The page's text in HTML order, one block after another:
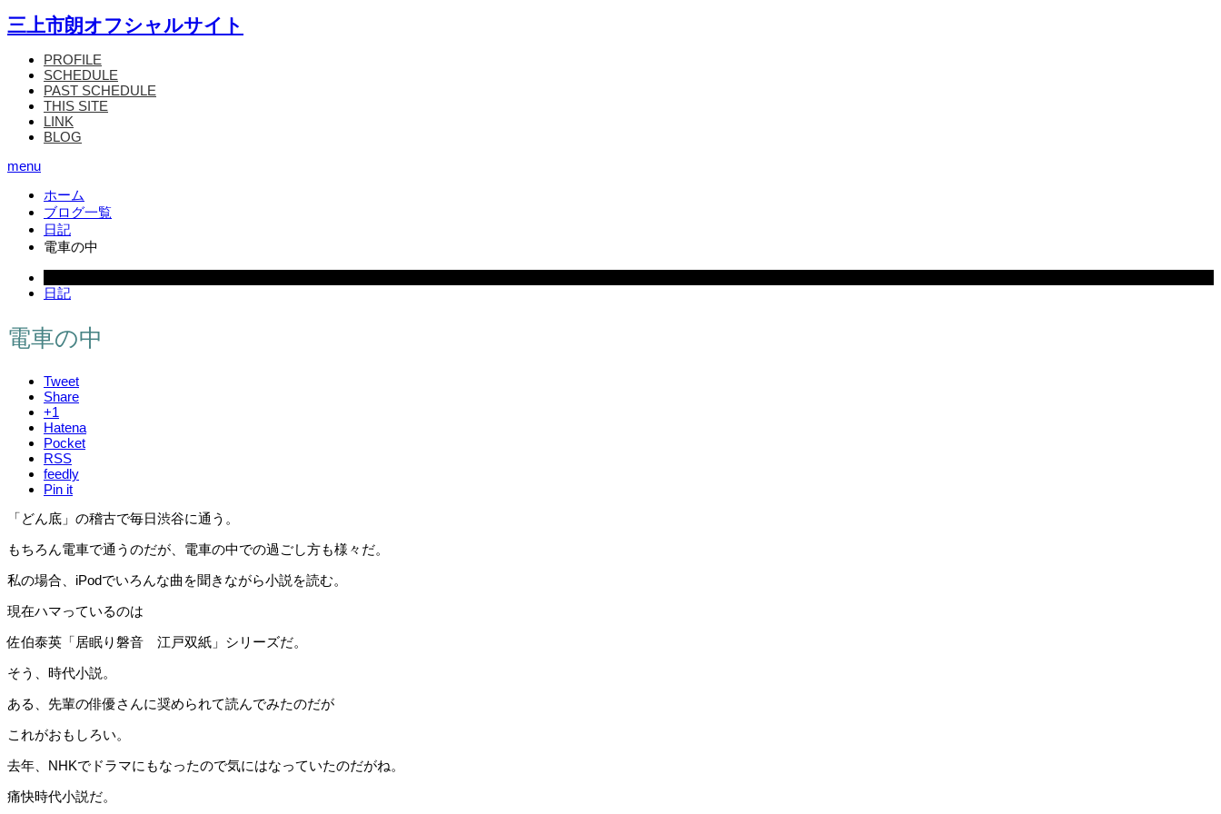
三上市朗オフシャルサイト
PROFILE
SCHEDULE
PAST SCHEDULE
THIS SITE
LINK
BLOG
menu
ホーム
ブログ一覧
日記
電車の中
日記
電車の中
Tweet
Share
+1
Hatena
Pocket
RSS
feedly
Pin it
「どん底」の稽古で毎日渋谷に通う。
もちろん電車で通うのだが、電車の中での過ごし方も様々だ。
私の場合、iPodでいろんな曲を聞きながら小説を読む。
現在ハマっているのは
佐伯泰英「居眠り磐音 江戸双紙」シリーズだ。
そう、時代小説。
ある、先輩の俳優さんに奨められて読んでみたのだが
これがおもしろい。
去年、NHKでドラマにもなったので気にはなっていたのだがね。
痛快時代小説だ。